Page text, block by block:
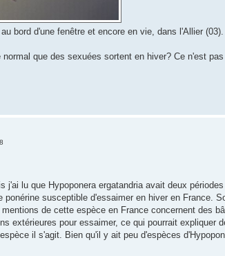
bord d'une fenêtre et encore en vie, dans l'Allier (03).
que des sexuées sortent en hiver? Ce n'est
j'ai lu que Hypoponera ergatandria avait deux
ponérine susceptible d'essaimer en hiver en France.
de cette espèce en France concernent des
extérieures pour essaimer, ce qui pourrait expliquer
il s'agit. Bien qu'il y ait peu d'espèces